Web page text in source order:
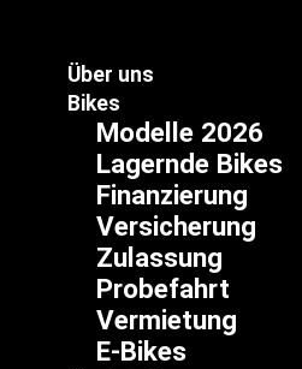
springenÜber uns
Bikes
Modelle 2026
Lagernde Bikes
Finanzierung
Versicherung
Zulassung
Probefahrt
Vermietung
E-Bikes